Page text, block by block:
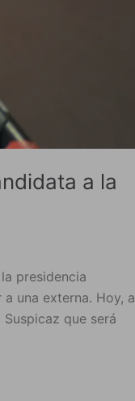
a la
presidencia
una externa. Hoy, a
que será